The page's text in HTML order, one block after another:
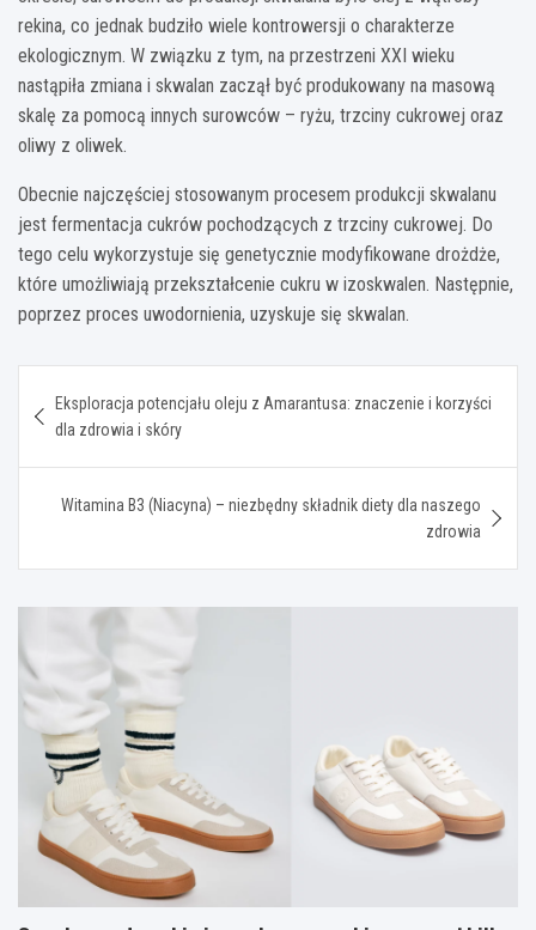
rekina, co jednak budziło wiele kontrowersji o charakterze
ekologicznym. W związku z tym, na przestrzeni XXI wieku
nastąpiła zmiana i skwalan zaczął być produkowany na masową
skalę za pomocą innych surowców – ryżu, trzciny cukrowej oraz
oliwy z oliwek.
Obecnie najczęściej stosowanym procesem produkcji skwalanu
jest fermentacja cukrów pochodzących z trzciny cukrowej. Do
tego celu wykorzystuje się genetycznie modyfikowane drożdże,
które umożliwiają przekształcenie cukru w izoskwalen. Następnie,
poprzez proces uwodornienia, uzyskuje się skwalan.
wpisu
Eksploracja potencjału oleju z Amarantusa: znaczenie i korzyści
dla zdrowia i skóry
Witamina B3 (Niacyna) – niezbędny składnik diety dla naszego
zdrowia